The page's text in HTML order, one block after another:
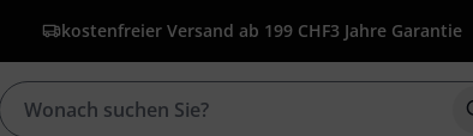
kostenfreier Versand ab 199 CHF3 Jahre Garantie